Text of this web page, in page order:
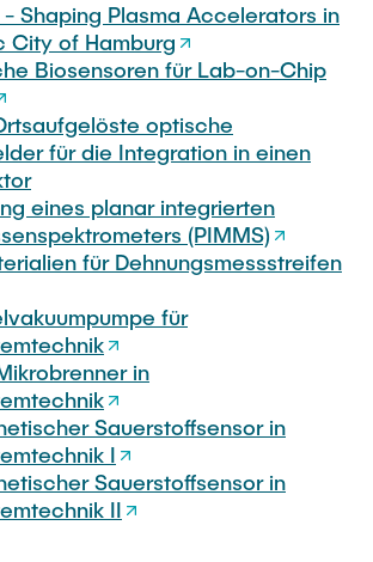
- Shaping Plasma Accelerators in
City of Hamburg
Biosensoren für Lab-on-Chip
optische
für die Integration in einen
eines planar integrierten
(PIMMS)
für Dehnungsmessstreifen
für
in
Sauerstoffsensor in
I
Sauerstoffsensor in
II